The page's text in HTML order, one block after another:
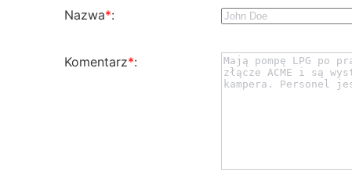
Nazwa*:
Komentarz*: